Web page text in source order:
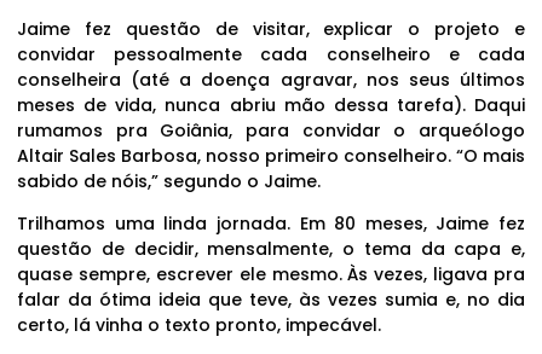
Jaime fez questão de visitar, explicar o projeto e
convidar pessoalmente cada conselheiro e cada
conselheira (até a doença agravar, nos seus últimos
meses de vida, nunca abriu mão dessa tarefa). Daqui
rumamos pra Goiânia, para convidar o arqueólogo
Altair Sales Barbosa, nosso primeiro conselheiro. “O mais
sabido de nóis,” segundo o Jaime.
Trilhamos uma linda jornada. Em 80 meses, Jaime fez
questão de decidir, mensalmente, o tema da capa e,
quase sempre, escrever ele mesmo. Às vezes, ligava pra
falar da ótima ideia que teve, às vezes sumia e, no dia
certo, lá vinha o texto pronto, impecável.